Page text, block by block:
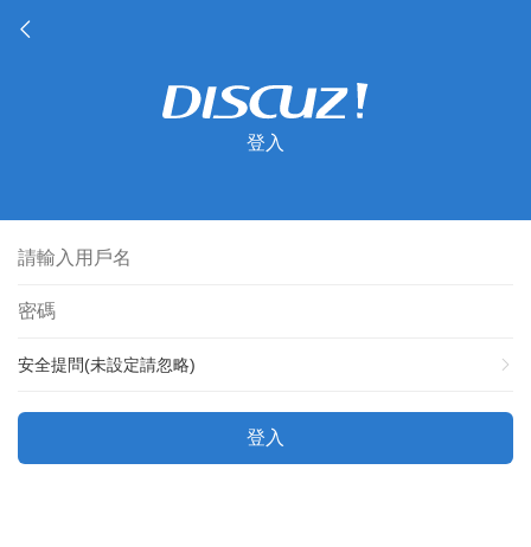
登入
安全提問(未設定請忽略)
登入